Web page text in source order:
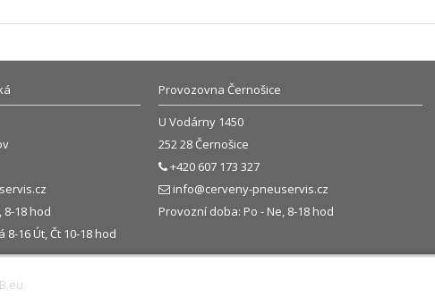
8-18 hod
8-16 Út, Čt 10-18 hod
Provozovna Černošice
U Vodárny 1450
252 28 Černošice
+420 607 173 327
info@cerveny-pneuservis.cz
Provozní doba: Po - Ne, 8-18 hod